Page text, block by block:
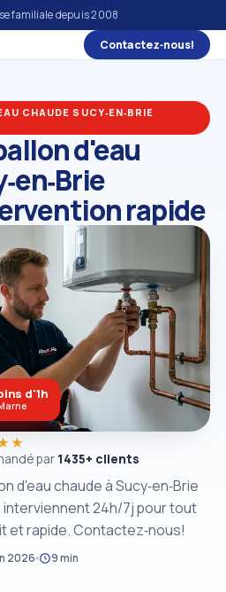
familiale depuis 2008
Contactez‑nous!
CHAUDE SUCY‑EN‑BRIE
d'eau
rapide
d'eau chaude à Sucy‑en‑Brie
interviennent 24h/7j pour tout
et rapide. Contactez‑nous!
2026 9 min
par 1435+ clients
d'1h